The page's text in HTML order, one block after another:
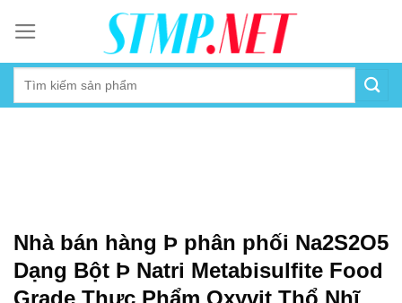
content
Nhà bán hàng Þ phân phối Na2S2O5
Dạng Bột Þ Natri Metabisulfite Food
Grade Thực Phẩm Oxyvit Thổ Nhĩ